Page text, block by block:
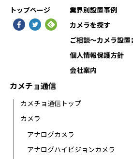
トップページ
業界別設置事例
カメラを探す
ご相談〜カメラ設
個人情報保護方針
会社案内
カメチョ通信
カメチョ通信トップ
カメラ
アナログカメラ
アナログハイビジョンカメラ